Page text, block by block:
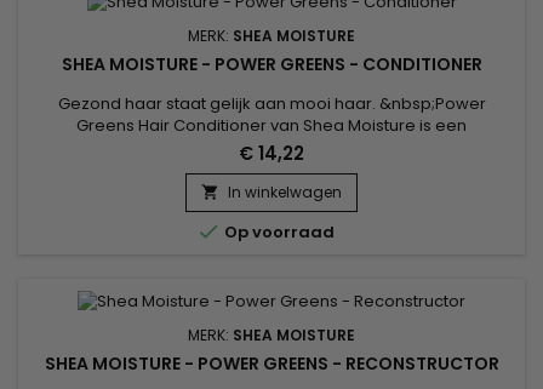
MERK: SHEA MOISTURE
SHEA MOISTURE - POWER GREENS - CONDITIONER
Gezond haar staat gelijk aan mooi haar. &nbsp;Power
Greens Hair Conditioner van Shea Moisture is een
hydraterende diepe conditioner voor natuurlijke krullen die
werkt als een reinigende conditioner om natuurlijk haar en
alle soorten krullen te voeden.&nbsp; Voed je diepgaand
met deze conditioner voor droog haar van Shea Moisture die
het haar aanvult en...
€ 14,22
 In winkelwagen
 Op voorraad
MERK: SHEA MOISTURE
SHEA MOISTURE - POWER GREENS - RECONSTRUCTOR